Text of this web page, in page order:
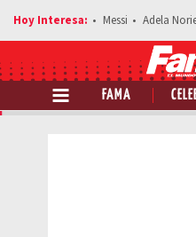
Messi Adela
FAMA